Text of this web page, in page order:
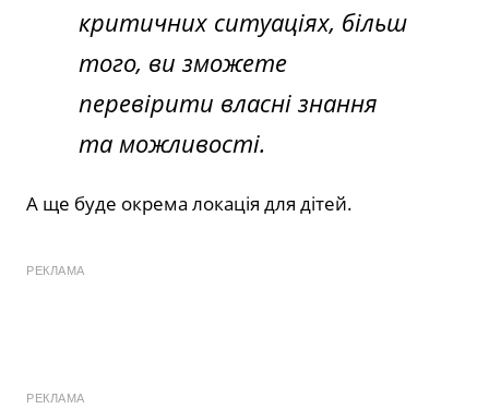
критичних ситуаціях, більш
того, ви зможете
перевірити власні знання
та можливості.
А ще буде окрема локація для дітей.
РЕКЛАМА
РЕКЛАМА